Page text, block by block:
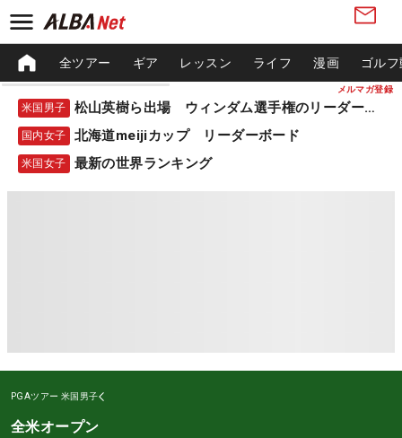
メルマガ登録
全ツアー ギア レッスン ライフ 漫画 ゴル
米国男子 松山英樹ら出場 ウィンダム選手権のリーダーボード
国内女子 北海道meijiカップ リーダーボード
米国女子 最新の世界ランキング
PGAツアー 米国男子
全米オープン